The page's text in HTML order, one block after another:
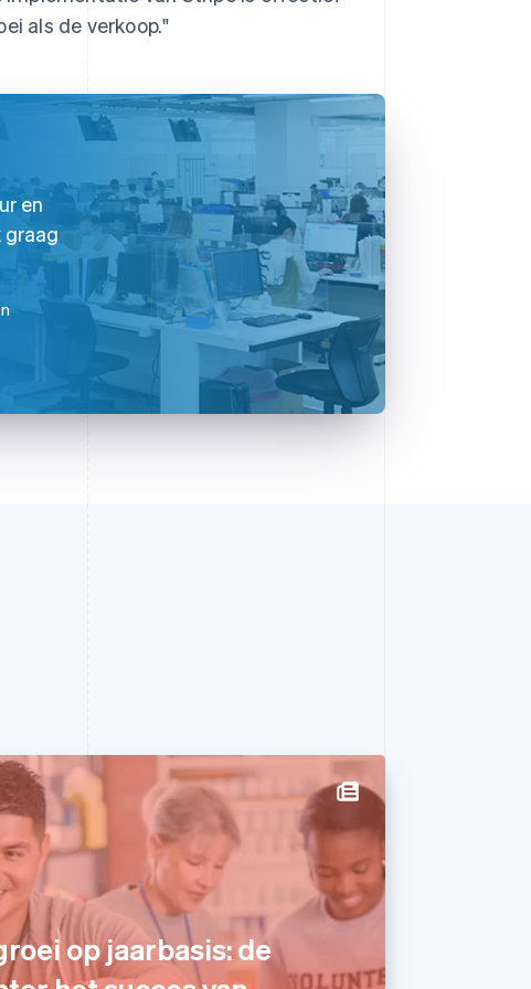
als de verkoop."
en
graag
op jaarbasis: de